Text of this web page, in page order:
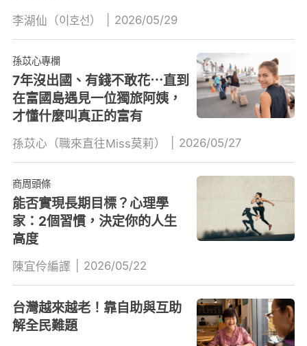
李湖仙（이호선） 2026/05/29
孫苡心專欄
7年沒出國、有錢不敢花⋯直到
在富國島遇見一位獨旅阿姨，
才懂什麼叫真正的富有
孫苡心（職來直往Miss莫莉） 2026/05/27
商周頭條
能否實現長期目標？心理學
家：2個習慣，決定你的人生
高度
陳宜伶編譯 2026/05/22
台灣越來越老！靠自助與互助
解全民難題